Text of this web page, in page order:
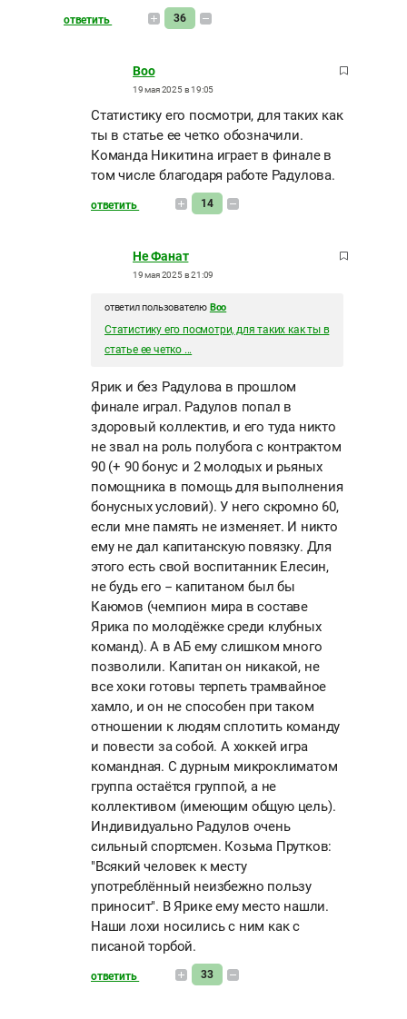
ответить 36
Boo
19 мая 2025 в 19:05
Статистику его посмотри, для таких как
ты в статье ее четко обозначили.
Команда Никитина играет в финале в
том числе благодаря работе Радулова.
ответить 14
Не Фанат
19 мая 2025 в 21:09
ответил пользователю Boo
Статистику его посмотри, для таких как ты в
статье ее четко ...
Ярик и без Радулова в прошлом
финале играл. Радулов попал в
здоровый коллектив, и его туда никто
не звал на роль полубога с контрактом
90 (+ 90 бонус и 2 молодых и рьяных
помощника в помощь для выполнения
бонусных условий). У него скромно 60,
если мне память не изменяет. И никто
ему не дал капитанскую повязку. Для
этого есть свой воспитанник Елесин,
не будь его -- капитаном был бы
Каюмов (чемпион мира в составе
Ярика по молодёжке среди клубных
команд). А в АБ ему слишком много
позволили. Капитан он никакой, не
все хоки готовы терпеть трамвайное
хамло, и он не способен при таком
отношении к людям сплотить команду
и повести за собой. А хоккей игра
командная. С дурным микроклиматом
группа остаётся группой, а не
коллективом (имеющим общую цель).
Индивидуально Радулов очень
сильный спортсмен. Козьма Прутков:
"Всякий человек к месту
употреблённый неизбежно пользу
приносит". В Ярике ему место нашли.
Наши лохи носились с ним как с
писаной торбой.
ответить 33